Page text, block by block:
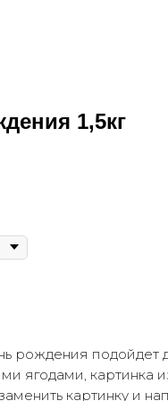
1,5кг
рождения подойдет
ягодами, картинка
картинку и